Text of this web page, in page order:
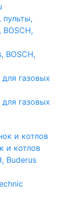
пульты,
BOSCH,
газовых
газовых
и котлов
Buderus